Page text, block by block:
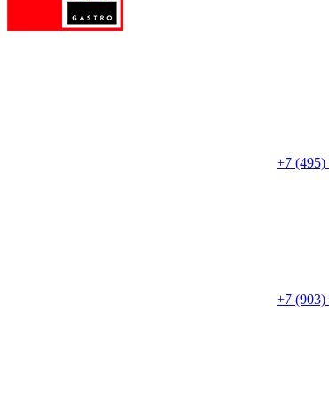
+7 (495)
+7 (903)